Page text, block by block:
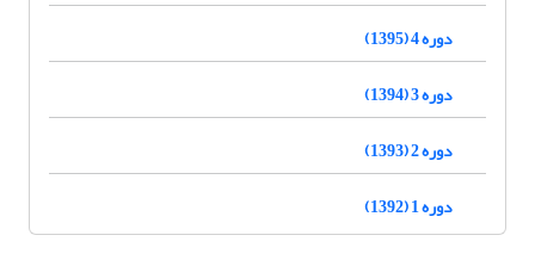
دوره 4 (1395)
دوره 3 (1394)
دوره 2 (1393)
دوره 1 (1392)